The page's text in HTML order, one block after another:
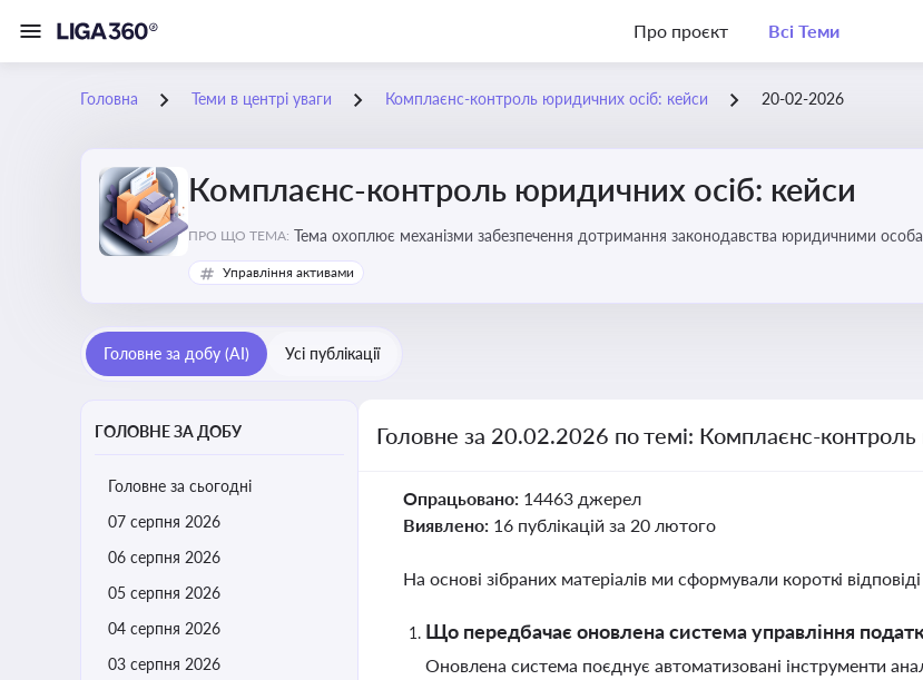
Про проєкт Всі Теми
Головна Теми в центрі уваги Комплаєнс-контроль юридичних осіб: кейси 20-02-2026
Комплаєнс-контроль юридичних осіб: кейси
ПРО ЩО ТЕМА: Тема охоплює механізми забезпечення дотримання законодавства юридичними
діяльності
Управління активами
Головне за добу (AI) Усі публікації
ГОЛОВНЕ ЗА ДОБУ
Головне за сьогодні
07 серпня 2026
06 серпня 2026
05 серпня 2026
04 серпня 2026
03 серпня 2026
Головне за 20.02.2026 по темі: Комплаєнс-
Опрацьовано: 14463 джерел
Виявлено: 16 публікацій за 20 лютого
На основі зібраних матеріалів ми сформували короткі
Що передбачає оновлена система управління
Оновлена система поєднує автоматизовані інструменти